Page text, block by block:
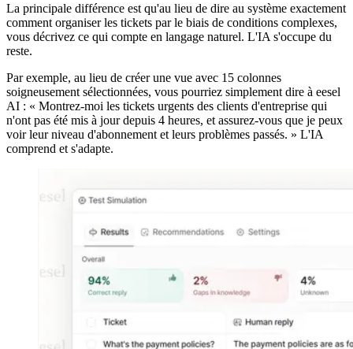
La principale différence est qu'au lieu de dire au système exactement
comment organiser les tickets par le biais de conditions complexes,
vous décrivez ce qui compte en langage naturel. L'IA s'occupe du
reste.
Par exemple, au lieu de créer une vue avec 15 colonnes
soigneusement sélectionnées, vous pourriez simplement dire à eesel
AI : « Montrez-moi les tickets urgents des clients d'entreprise qui
n'ont pas été mis à jour depuis 4 heures, et assurez-vous que je peux
voir leur niveau d'abonnement et leurs problèmes passés. » L'IA
comprend et s'adapte.